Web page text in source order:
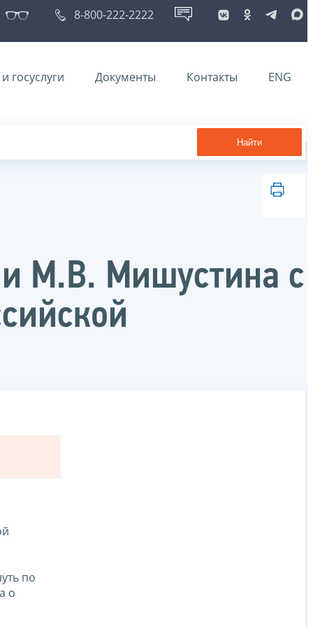
8-800-222-2222
госуслуги Документы Контакты ENG
Найти
М.В. Мишустина с
по
о